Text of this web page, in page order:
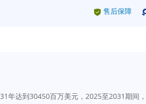
售后保障
年达到30450百万美元，2025至2031期间